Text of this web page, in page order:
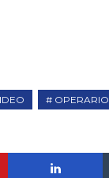
OPERARIO